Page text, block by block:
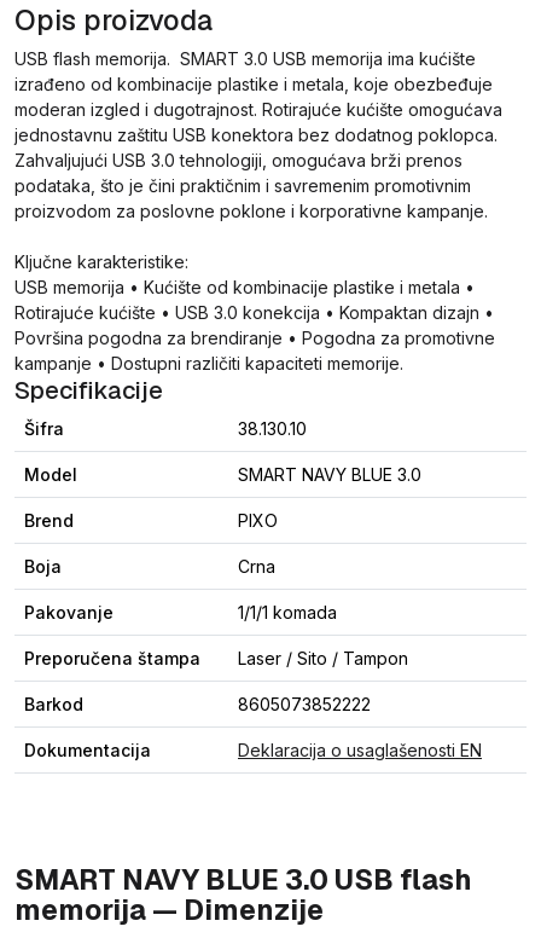
Opis proizvoda
USB flash memorija. SMART 3.0 USB memorija ima kućište
izrađeno od kombinacije plastike i metala, koje obezbeđuje
moderan izgled i dugotrajnost. Rotirajuće kućište omogućava
jednostavnu zaštitu USB konektora bez dodatnog poklopca.
Zahvaljujući USB 3.0 tehnologiji, omogućava brži prenos
podataka, što je čini praktičnim i savremenim promotivnim
proizvodom za poslovne poklone i korporativne kampanje.
Ključne karakteristike:
USB memorija • Kućište od kombinacije plastike i metala •
Rotirajuće kućište • USB 3.0 konekcija • Kompaktan dizajn •
Površina pogodna za brendiranje • Pogodna za promotivne
kampanje • Dostupni različiti kapaciteti memorije.
Specifikacije
Šifra 38.130.10
Model SMART NAVY BLUE 3.0
Brend PIXO
Boja Crna
Pakovanje 1/1/1 komada
Preporučena štampa Laser / Sito / Tampon
Barkod 8605073852222
Dokumentacija Deklaracija o usaglašenosti EN
SMART NAVY BLUE 3.0 USB flash
memorija — Dimenzije